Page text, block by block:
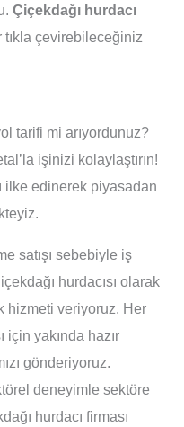
Çiçekdağı hurdacı
tıkla çevirebileceğiniz
tarifi mi arıyordunuz?
işinizi kolaylaştırın!
ilke edinerek piyasadan
satışı sebebiyle iş
hurdacısı olarak
hizmeti veriyoruz. Her
için yakında hazır
gönderiyoruz.
deneyimle sektöre
hurdacı firması